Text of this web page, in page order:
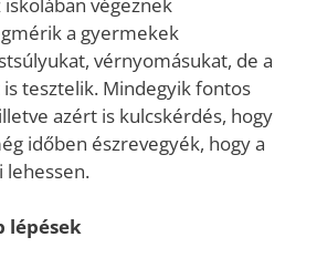
a gyermekek
vérnyomásukat, de a
is tesztelik. Mindegyik fontos
azért is kulcskérdés, hogy
időben észrevegyék, hogy a
lehessen.
lépések